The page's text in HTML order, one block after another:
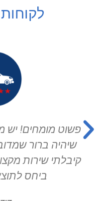
יש מקומות יותר
שמדובר פשוט
מקצועי, אדיב וגם
לתוצאה וההשקעה.